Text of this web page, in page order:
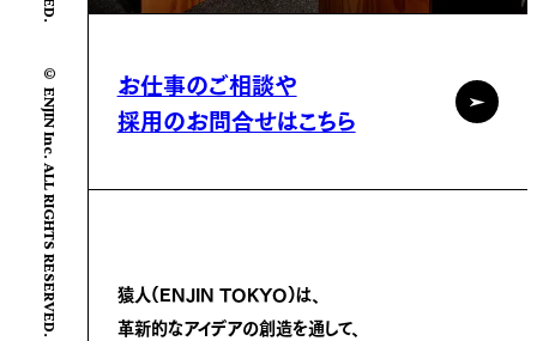
© ENJIN Inc. ALL RIGHTS RESERVED.
お仕事のご相談や
採用のお問合せはこちら
猿人(ENJIN TOKYO)は、
革新的なアイデアの創造を通して、